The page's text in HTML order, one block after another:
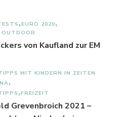
EURO 2020
von Kaufland zur EM
MIT KINDERN IN ZEITEN
FREIZEIT
Grevenbroich 2021 –